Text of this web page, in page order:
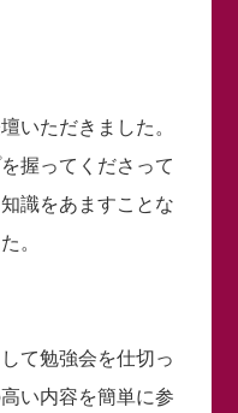
いただきました。
握ってくださって
識をあますことな
。
て勉強会を仕切っ
い内容を簡単に参